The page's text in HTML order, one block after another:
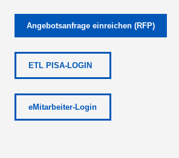
Angebotsanfrage einreichen (RFP)
ETL PISA-LOGIN
eMitarbeiter-Login